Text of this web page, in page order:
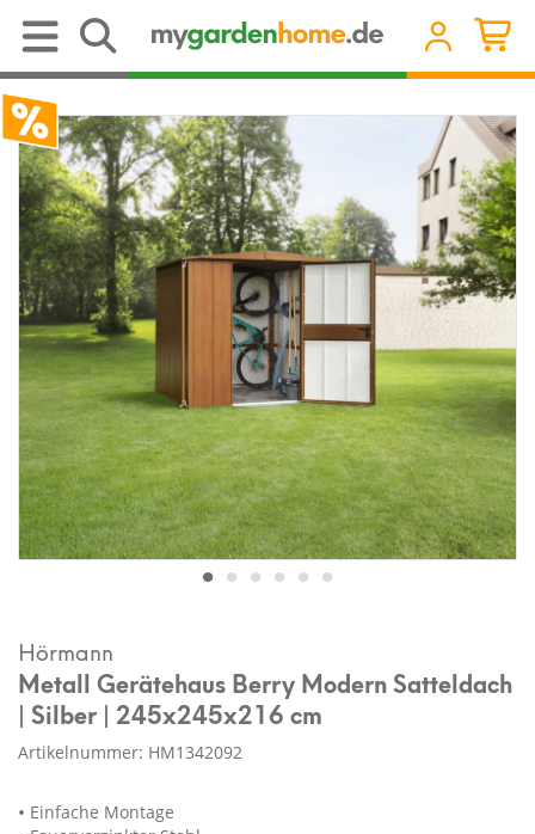
Hörmann
Metall Gerätehaus Berry Modern Satteldach
| Silber | 245x245x216 cm
Artikelnummer: HM1342092
Einfache Montage